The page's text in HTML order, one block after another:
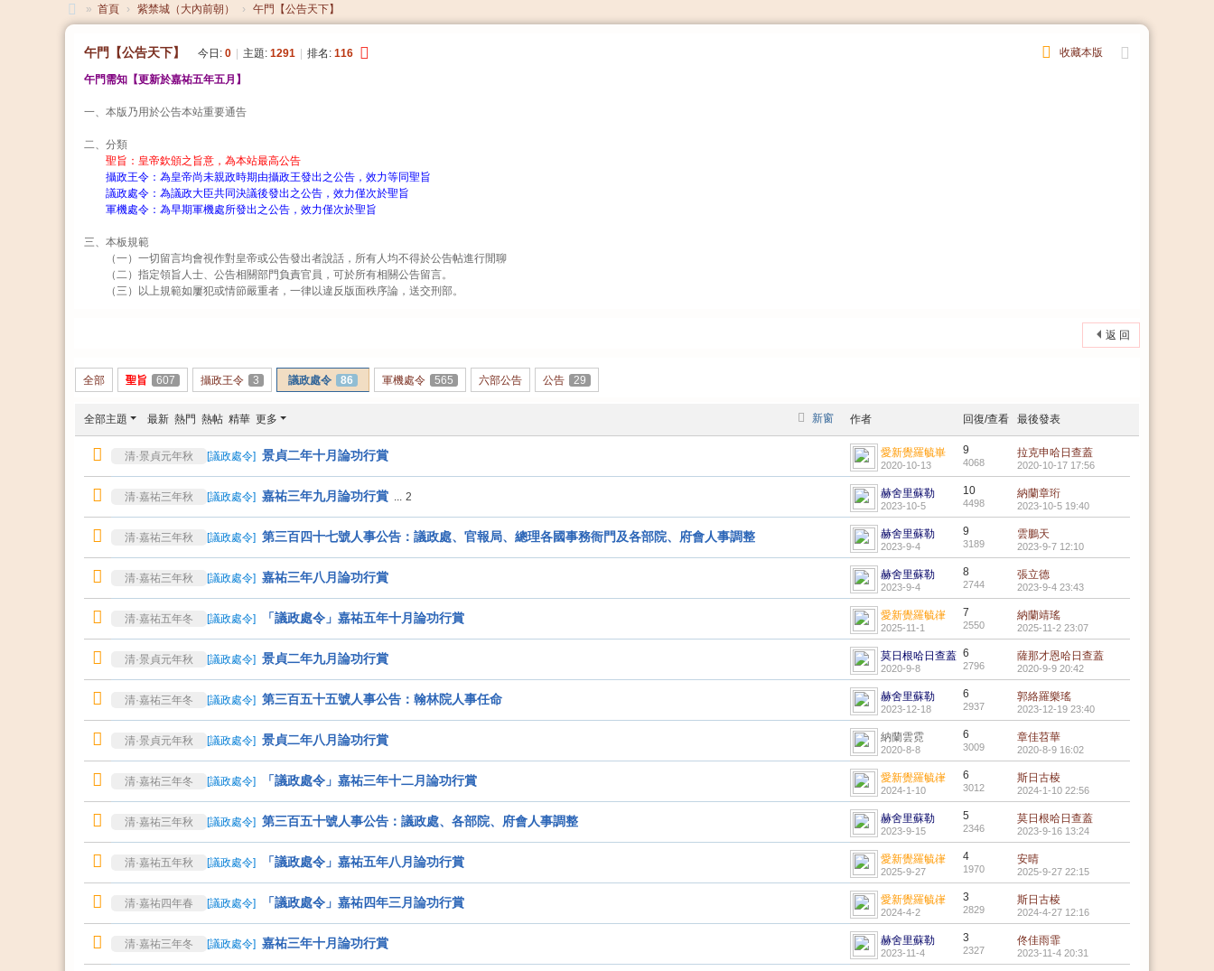
搜
大
» 首頁 › 紫禁城（大內前朝） › 午門【公告天下】
收藏本版
午門【公告天下】 今日: 0 主題: 1291 排名: 116
午門需知【更新於嘉祐五年五月】
一、本版乃用於公告本站重要通告
二、分類
聖旨：皇帝欽頒之旨意，為本站最高公告
攝政王令：為皇帝尚未親政時期由攝政王發出之公告，效力等同聖旨
議政處令：為議政大臣共同決議後發出之公告，效力僅次於聖旨
軍機處令：為早期軍機處所發出之公告，效力僅次於聖旨
三、本板規範
（一）一切留言均會視作對皇帝或公告發出者說話，所有人均不得於公告帖進行閒聊
（二）指定領旨人士、公告相關部門負責官員，可於所有相關公告留言。
（三）以上規範如屢犯或情節嚴重者，一律以違反版面秩序論，送交刑部。
返 回
全部 聖旨 607 攝政王令 3 議政處令 86 軍機處令 565 六部公告 公告 29
新窗
全部主題 最新 熱門 熱帖 精華 更多 作者 回復/查看 最後發表
清·景貞元年秋 [議政處令] 景貞二年十月論功行賞 愛新覺羅毓崋
2020-10-13
9
4068
拉克申哈日查蓋
2020-10-17 17:56
清·嘉祐三年秋 [議政處令] 嘉祐三年九月論功行賞 ... 2 赫舍里蘇勒
2023-10-5
10
4498
納蘭章珩
2023-10-5 19:40
清·嘉祐三年秋 [議政處令] 第三百四十七號人事公告：議政處、官報局、總理各國事務衙門及各部院、府會人事調整 赫舍里蘇勒
2023-9-4
9
3189
雲鵬天
2023-9-7 12:10
清·嘉祐三年秋 [議政處令] 嘉祐三年八月論功行賞 赫舍里蘇勒
2023-9-4
8
2744
張立德
2023-9-4 23:43
清·嘉祐五年冬 [議政處令] 「議政處令」嘉祐五年十月論功行賞 愛新覺羅毓嵂
2025-11-1
7
2550
納蘭靖瑤
2025-11-2 23:07
清·景貞元年秋 [議政處令] 景貞二年九月論功行賞 莫日根哈日查蓋
2020-9-8
6
2796
薩那才恩哈日查蓋
2020-9-9 20:42
清·嘉祐三年冬 [議政處令] 第三百五十五號人事公告：翰林院人事任命 赫舍里蘇勒
2023-12-18
6
2937
郭絡羅樂瑤
2023-12-19 23:40
清·景貞元年秋 [議政處令] 景貞二年八月論功行賞 納蘭雲霓
2020-8-8
6
3009
章佳苕華
2020-8-9 16:02
清·嘉祐三年冬 [議政處令] 「議政處令」嘉祐三年十二月論功行賞 愛新覺羅毓嵂
2024-1-10
6
3012
斯日古棱
2024-1-10 22:56
清·嘉祐三年秋 [議政處令] 第三百五十號人事公告：議政處、各部院、府會人事調整 赫舍里蘇勒
2023-9-15
5
2346
莫日根哈日查蓋
2023-9-16 13:24
清·嘉祐五年秋 [議政處令] 「議政處令」嘉祐五年八月論功行賞 愛新覺羅毓嵂
2025-9-27
4
1970
安晴
2025-9-27 22:15
清·嘉祐四年春 [議政處令] 「議政處令」嘉祐四年三月論功行賞 愛新覺羅毓嵂
2024-4-2
3
2829
斯日古棱
2024-4-27 12:16
清·嘉祐三年冬 [議政處令] 嘉祐三年十月論功行賞 赫舍里蘇勒
2023-11-4
3
2327
佟佳雨霏
2023-11-4 20:31